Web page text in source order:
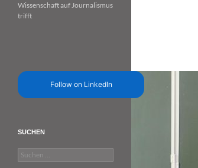
Wissenschaft auf Journalismus
trifft
Follow on LinkedIn
SUCHEN
Suchen
nach: